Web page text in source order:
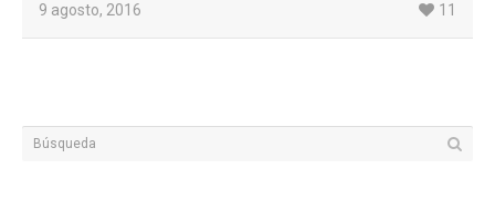
9 agosto, 2016 11